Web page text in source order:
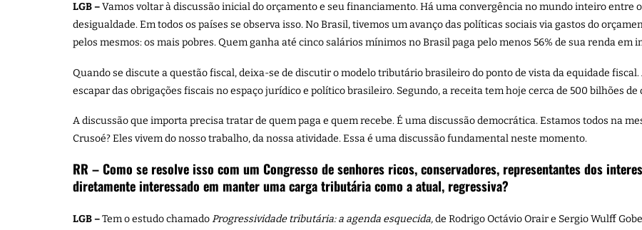
LGB –Vamos voltar à discussão inicial do orçamento e seu financiamento. Há uma convergência no mundo inteiro entre
desigualdade. Em todos os países se observa isso. No Brasil, tivemos um avanço das políticas sociais via gastos do
pelos mesmos: os mais pobres. Quem ganha até cinco salários mínimos no Brasil paga pelo menos 56% de sua renda
Quando se discute a questão fiscal, deixa-se de discutir o modelo tributário brasileiro do ponto de vista da equidade
escapar das obrigações fiscais no espaço jurídico e político brasileiro. Segundo, a receita tem hoje cerca de 500 bilhões
A discussão que importa precisa tratar de quem paga e quem recebe. É uma discussão democrática. Estamos todos na
Crusoé? Eles vivem do nosso trabalho, da nossa atividade. Essa é uma discussão fundamental neste momento.
RR – Como se resolve isso com um Congresso de senhores ricos, conservadores, representantes dos
diretamente interessado em manter uma carga tributária como a atual, regressiva?
LGB –Tem o estudo chamadoProgressividade tributária: a agenda esquecida,de Rodrigo Octávio Orair e Sergio Wulff